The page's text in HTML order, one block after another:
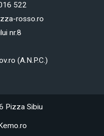
522
rosso.ro
nr.8
(A.N.P.C.)
Pizza Sibiu